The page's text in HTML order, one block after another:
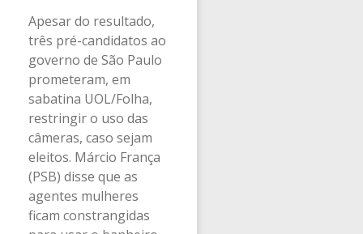
Apesar do resultado,
três pré-candidatos ao
governo de São Paulo
prometeram, em
sabatina UOL/Folha,
restringir o uso das
câmeras, caso sejam
eleitos. Márcio França
(PSB) disse que as
agentes mulheres
ficam constrangidas